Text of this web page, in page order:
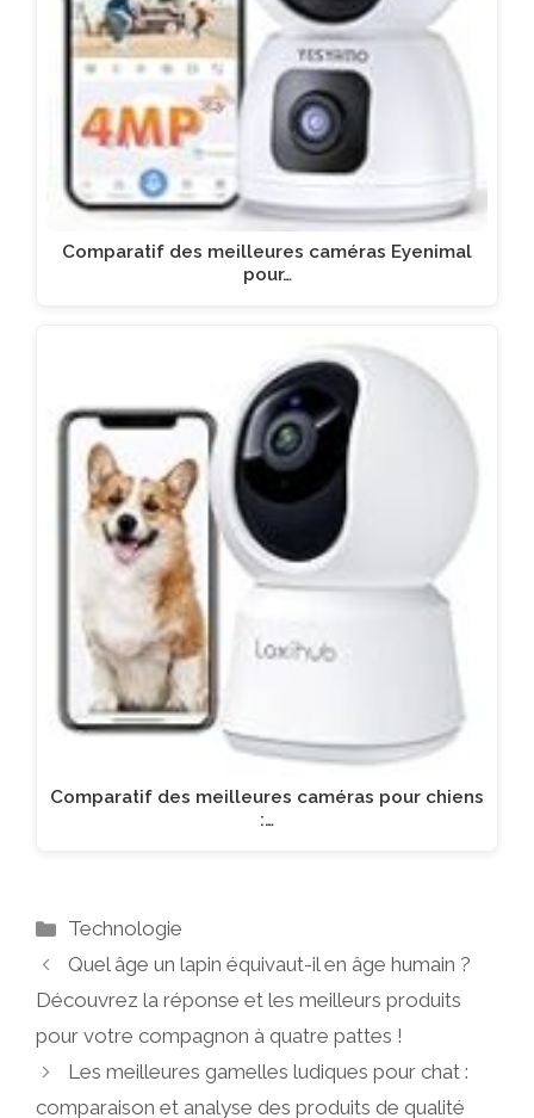
Comparatif des meilleures caméras Eyenimal
pour…
Comparatif des meilleures caméras pour chiens
:…
Catégories
Technologie
Quel âge un lapin équivaut-il en âge humain ?
Découvrez la réponse et les meilleurs produits
pour votre compagnon à quatre pattes !
Les meilleures gamelles ludiques pour chat :
comparaison et analyse des produits de qualité